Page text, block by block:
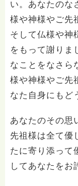
い。あなたのな
様や神様やご先
そして仏様や神
をもって謝りま
なことをなさら
様や神様やご先
なた自身にもど
あなたのその思
先祖様は全て優
たに寄り添って
してあなたをお